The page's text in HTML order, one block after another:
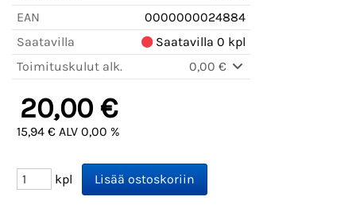
EAN
0000000024884
Saatavilla
Saatavilla 0 kpl
Toimituskulut alk.
0,00 €
20,00 €
15,94 € ALV 0,00 %
kpl